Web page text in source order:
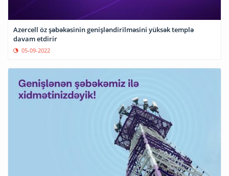
Azercell öz şəbəkəsinin genişləndirilməsini yüksək templə
davam etdirir
05-09-2022